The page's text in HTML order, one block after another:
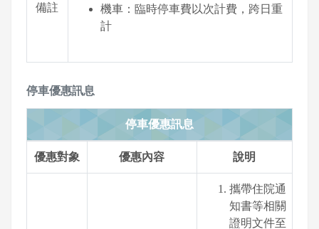
備註
機車：臨時停車費以次計費，跨日重
計
停車優惠訊息
停車優惠訊息
優惠對象 優惠內容 說明
攜帶住院通
知書等相關
證明文件至